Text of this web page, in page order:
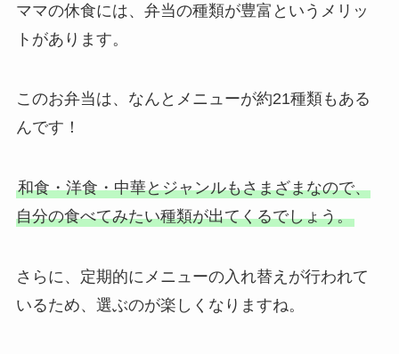
ママの休食には、弁当の種類が豊富というメリッ
トがあります。
このお弁当は、なんとメニューが約21種類もある
んです！
和食・洋食・中華とジャンルもさまざまなので、
自分の食べてみたい種類が出てくるでしょう。
さらに、定期的にメニューの入れ替えが行われて
いるため、選ぶのが楽しくなりますね。